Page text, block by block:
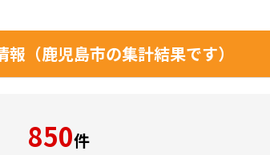
（鹿児島市の集計結果です）
850件